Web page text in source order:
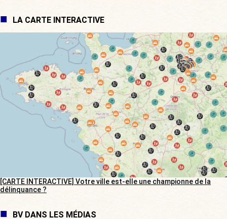
LA CARTE INTERACTIVE
[CARTE INTERACTIVE] Votre ville est-elle une championne de la
délinquance ?
BV DANS LES MÉDIAS